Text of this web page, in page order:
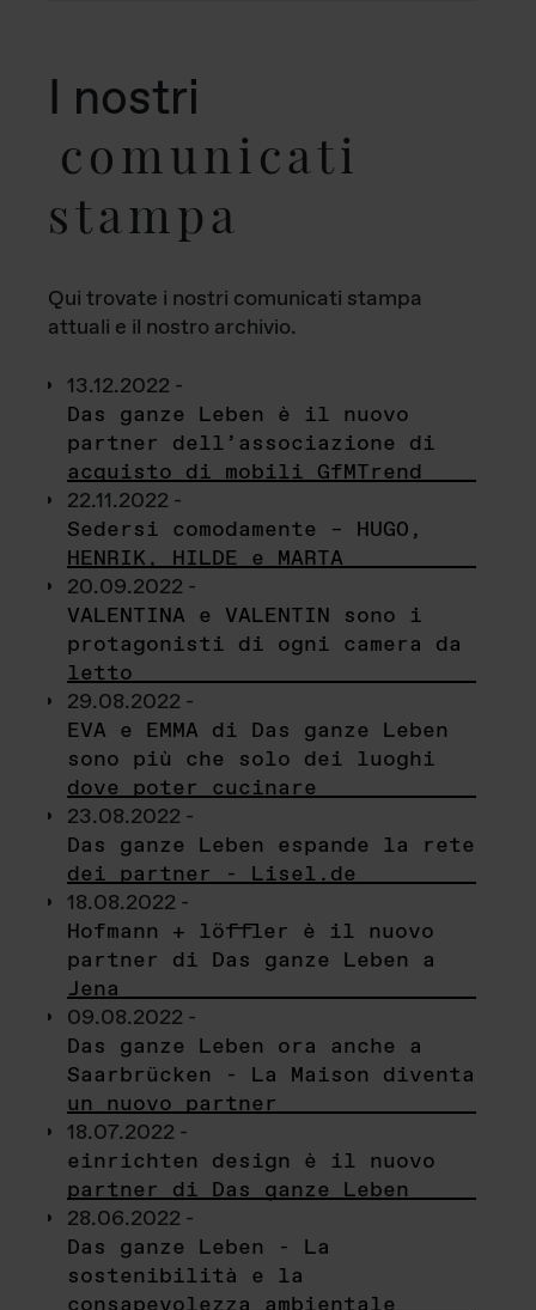
I nostri
comunicati
stampa
Qui trovate i nostri comunicati stampa
attuali e il nostro archivio.
13.12.2022 -
Das ganze Leben è il nuovo
partner dell’associazione di
acquisto di mobili GfMTrend
22.11.2022 -
Sedersi comodamente – HUGO,
HENRIK, HILDE e MARTA
20.09.2022 -
VALENTINA e VALENTIN sono i
protagonisti di ogni camera da
letto
29.08.2022 -
EVA e EMMA di Das ganze Leben
sono più che solo dei luoghi
dove poter cucinare
23.08.2022 -
Das ganze Leben espande la rete
dei partner - Lisel.de
18.08.2022 -
Hofmann + löffler è il nuovo
partner di Das ganze Leben a
Jena
09.08.2022 -
Das ganze Leben ora anche a
Saarbrücken - La Maison diventa
un nuovo partner
18.07.2022 -
einrichten design è il nuovo
partner di Das ganze Leben
28.06.2022 -
Das ganze Leben - La
sostenibilità e la
consapevolezza ambientale